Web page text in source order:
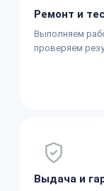
Ремонт и
Выполняем
проверяем
Выдача и